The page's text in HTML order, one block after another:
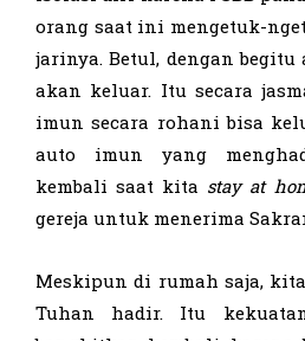
orang saat ini mengetuk-
jarinya. Betul, dengan begitu
akan keluar. Itu secara
imun secara rohani bisa
auto imun yang
kembali saat kita stay at
gereja untuk menerima
Meskipun di rumah saja,
Tuhan hadir. Itu